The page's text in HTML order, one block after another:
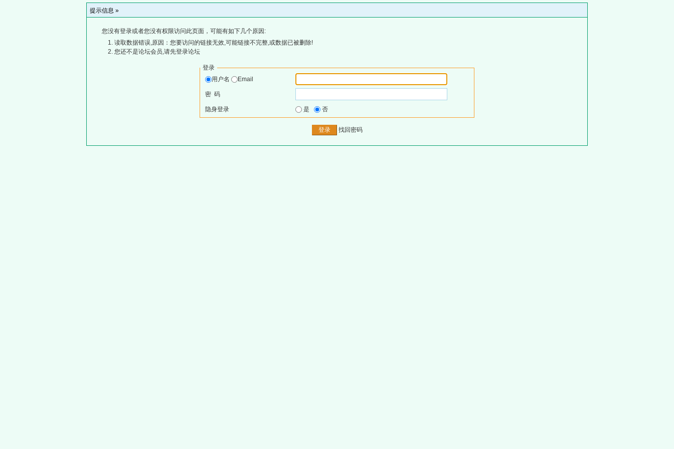
提示信息 »
您没有登录或者您没有权限访问此页面，可能有如下几个原因:
读取数据错误,原因：您要访问的链接无效,可能链接不完整,或数据已被删除!
您还不是论坛会员,请先登录论坛
登录
用户名
Email
密 码
隐身登录 是 否
找回密码